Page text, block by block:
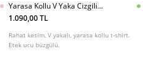
Yarasa Kollu V Yaka Cizgili
Tshirt
1.090,00 TL
Rahat kesim, V yakalı, yarasa kollu t-shirt.
Etek ucu büzgülü.